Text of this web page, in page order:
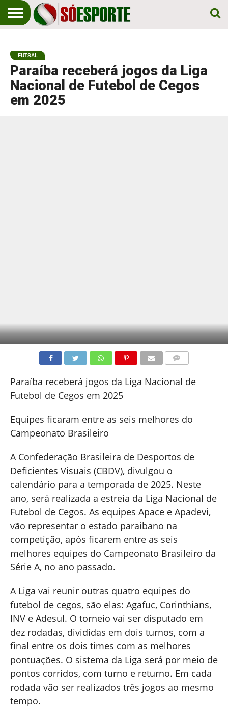
EM
PRIMEIRO
LUGAR!
ESPORTE
FUTSAL
Paraíba receberá jogos da Liga
Nacional de Futebol de Cegos
em 2025
Paraíba receberá jogos da Liga Nacional de
Futebol de Cegos em 2025
Equipes ficaram entre as seis melhores do
Campeonato Brasileiro
A Confederação Brasileira de Desportos de
Deficientes Visuais (CBDV), divulgou o
calendário para a temporada de 2025. Neste
ano, será realizada a estreia da Liga Nacional de
Futebol de Cegos. As equipes Apace e Apadevi,
vão representar o estado paraibano na
competição, após ficarem entre as seis
melhores equipes do Campeonato Brasileiro da
Série A, no ano passado.
A Liga vai reunir outras quatro equipes do
futebol de cegos, são elas: Agafuc, Corinthians,
INV e Adesul. O torneio vai ser disputado em
dez rodadas, divididas em dois turnos, com a
final entre os dois times com as melhores
pontuações. O sistema da Liga será por meio de
pontos corridos, com turno e returno. Em cada
rodada vão ser realizados três jogos ao mesmo
tempo.